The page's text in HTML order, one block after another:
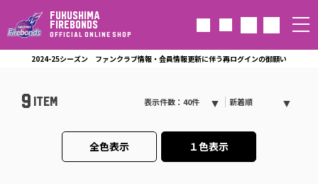
FUKUSHIMA
FIREBONDS
OFFICIAL ONLINE SHOP
2024-25シーズン ファンクラブ情報・会員情報更新に伴う再ログインの御願い
9 ITEM 表示件数：40件 新着順
全色表示 １色表示